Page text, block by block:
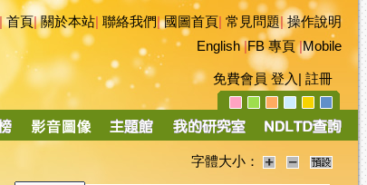
|首頁|關於本站 聯絡我們|國圖首頁 常見問題|操作說明
English|FB 專頁|Mobile
免費會員 登入 註冊
字體大小：